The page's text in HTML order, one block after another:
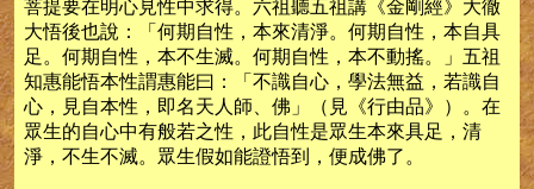
菩提要在明心見性中求得。六祖聽五祖講《金剛經》大徹
大悟後也說：「何期自性，本來清淨。何期自性，本自具
足。何期自性，本不生滅。何期自性，本不動搖。」五祖
知惠能悟本性謂惠能曰：「不識自心，學法無益，若識自
心，見自本性，即名天人師、佛」（見《行由品》）。在
眾生的自心中有般若之性，此自性是眾生本來具足，清
淨，不生不滅。眾生假如能證悟到，便成佛了。